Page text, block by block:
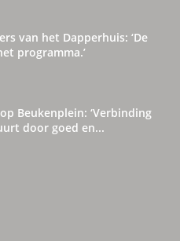
van het Dapperhuis: ‘De
programma.’
Beukenplein: ‘Verbinding
door goed en...